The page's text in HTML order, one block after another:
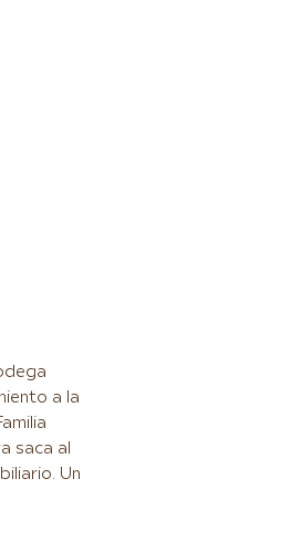
a la
saca al
Un